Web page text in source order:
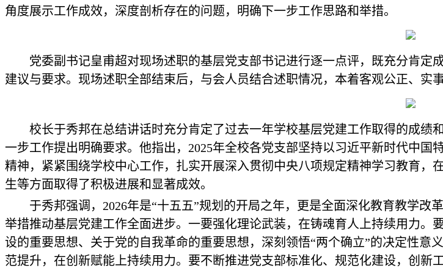
角度展示工作成效，深度剖析存在的问题，明确下一步工作思路和举措。
党委副书记皇甫超对现场述职的基层党支部书记进行逐一点评，既充分肯
建议与要求。现场述职全部结束后，与会人员结合述职情况，本着客观公正、实
校长于秀邦在总结讲话时充分肯定了过去一年学校基层党建工作取得的成
一步工作提出明确要求。他指出，2025年全校各党支部坚持以习近平新时代中
精神，紧紧围绕学校中心工作，扎实开展深入贯彻中央八项规定精神学习教育
生等方面取得了积极进展和显著成效。
于秀邦强调，2026年是“十五五”规划的开局之年，更是全面深化教育教学
举措推动基层党建工作全面进步。一要强化理论武装，在铸魂育人上持续用力
设的重要思想、关于党的自我革命的重要思想，深刻领悟“两个确立”的决定性意
范提升，在创新赋能上持续用力。要不断推进党支部标准化、规范化建设，创